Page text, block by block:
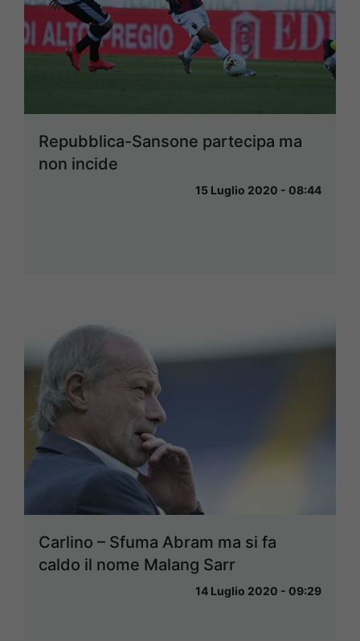
Repubblica-Sansone partecipa ma
non incide
15 Luglio 2020 - 08:44
Carlino – Sfuma Abram ma si fa
caldo il nome Malang Sarr
14 Luglio 2020 - 09:29